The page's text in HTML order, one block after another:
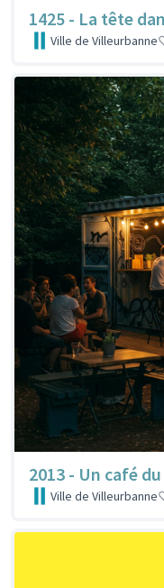
1425 - La tête
Ville de Villeurbanne
2013 - Un café
Ville de Villeurbanne